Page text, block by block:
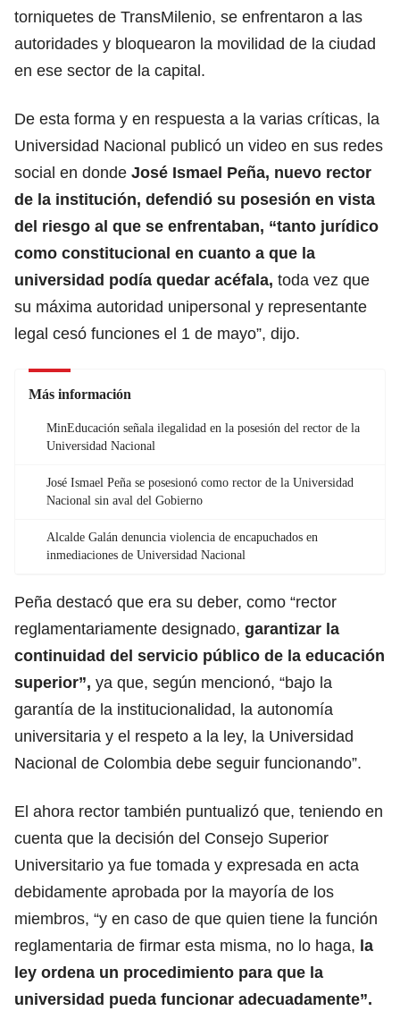
torniquetes de TransMilenio, se enfrentaron a las
autoridades y bloquearon la movilidad de la ciudad
en ese sector de la capital.
De esta forma y en respuesta a la varias críticas, la
Universidad Nacional publicó un video en sus redes
social en donde José Ismael Peña, nuevo rector
de la institución, defendió su posesión en vista
del riesgo al que se enfrentaban, “tanto jurídico
como constitucional en cuanto a que la
universidad podía quedar acéfala, toda vez que
su máxima autoridad unipersonal y representante
legal cesó funciones el 1 de mayo”, dijo.
Más información
MinEducación señala ilegalidad en la posesión del rector de la
Universidad Nacional
José Ismael Peña se posesionó como rector de la Universidad
Nacional sin aval del Gobierno
Alcalde Galán denuncia violencia de encapuchados en
inmediaciones de Universidad Nacional
Peña destacó que era su deber, como “rector
reglamentariamente designado, garantizar la
continuidad del servicio público de la educación
superior”, ya que, según mencionó, “bajo la
garantía de la institucionalidad, la autonomía
universitaria y el respeto a la ley, la Universidad
Nacional de Colombia debe seguir funcionando”.
El ahora rector también puntualizó que, teniendo en
cuenta que la decisión del Consejo Superior
Universitario ya fue tomada y expresada en acta
debidamente aprobada por la mayoría de los
miembros, “y en caso de que quien tiene la función
reglamentaria de firmar esta misma, no lo haga, la
ley ordena un procedimiento para que la
universidad pueda funcionar adecuadamente”.